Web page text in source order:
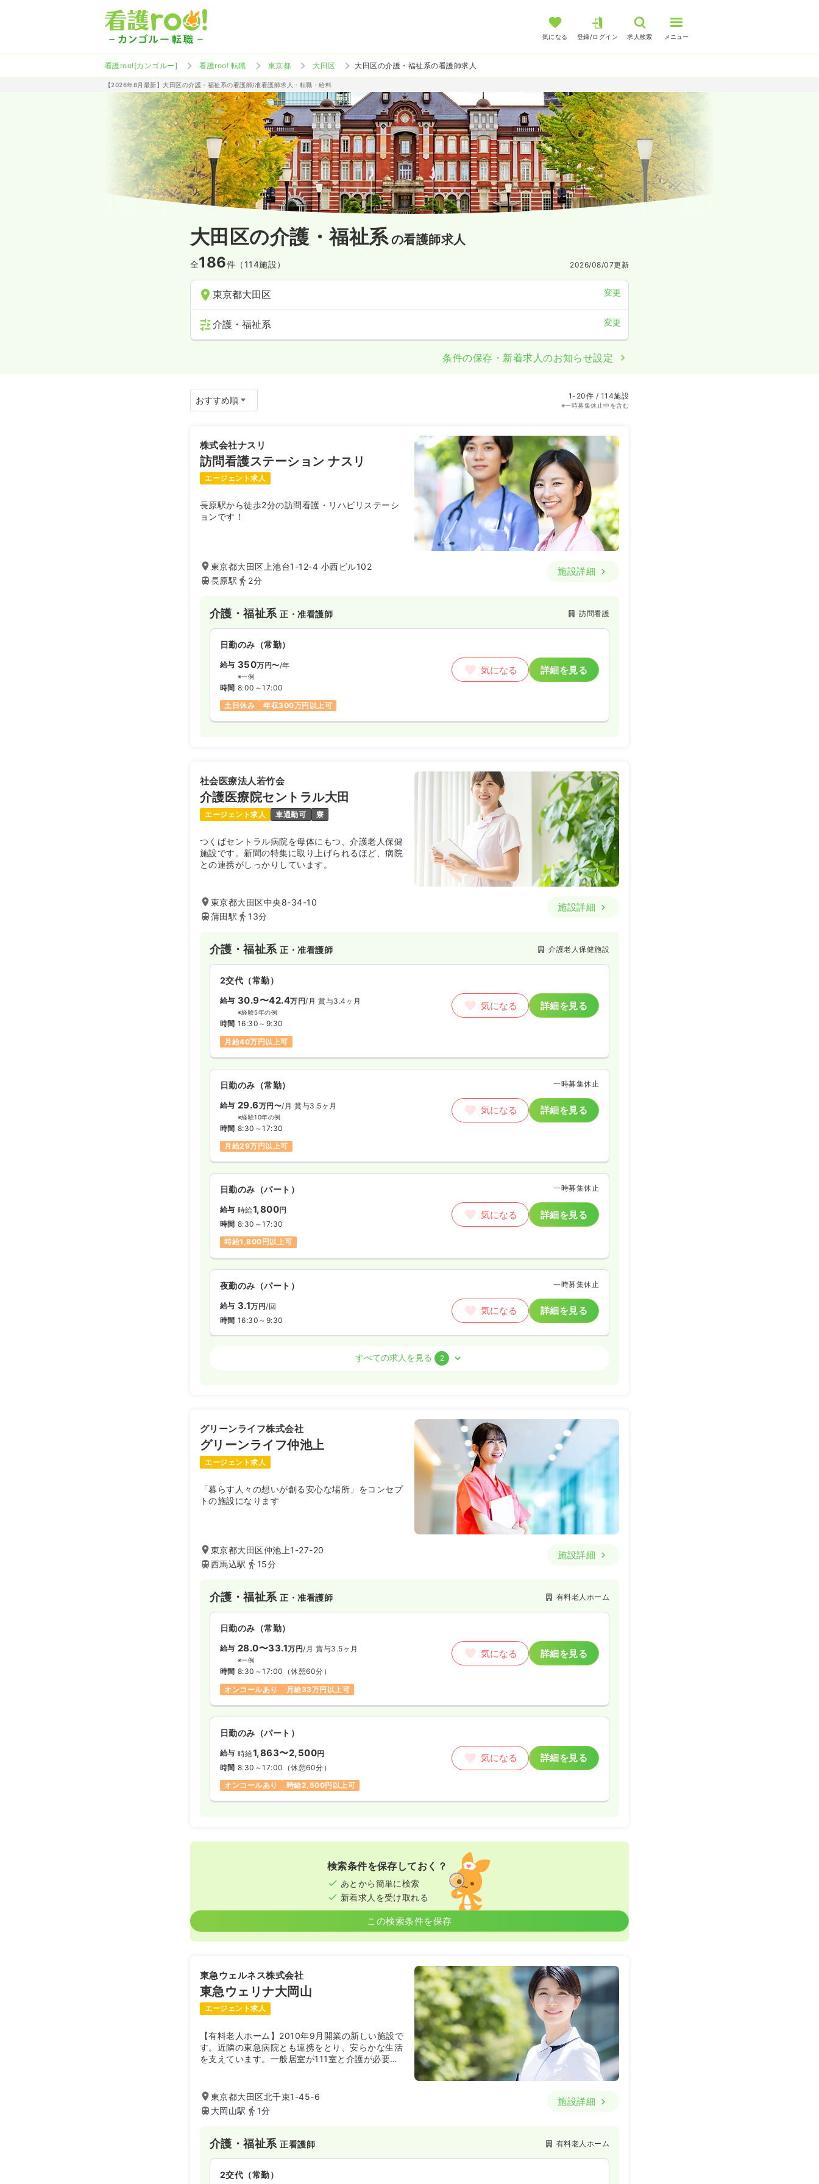
気になる 登録/ログイン 求人検索 メニュー
看護roo![カンゴルー] 看護roo! 転職 東京都 大田区 大田区の介護・福祉系の看護師求人
【2026年8月最新】大田区の介護・福祉系の看護師/准看護師求人・転職・給料
大田区の介護・福祉系の看護師求人
全186件（114施設） 2026/08/07更新
東京都大田区 変更
介護・福祉系 変更
条件の保存・新着求人のお知らせ設定
1-20件 / 114施設
※一時募集休止中を含む
株式会社ナスリ
訪問看護ステーション ナスリ
エージェント求人
長原駅から徒歩2分の訪問看護・リハビリステーシ
ョンです！
東京都大田区上池台1-12-4 小西ビル102
長原駅
2分
施設詳細
介護・福祉系正・准看護師 訪問看護
日勤のみ（常勤）
給与 350万円〜/年
※一例
時間 8:00～17:00
土日休み
年収300万円以上可
気になる 詳細を見る
社会医療法人若竹会
介護医療院セントラル大田
エージェント求人 車通勤可 寮
つくばセントラル病院を母体にもつ、介護老人保健
施設です。新聞の特集に取り上げられるほど、病院
との連携がしっかりしています。
東京都大田区中央8-34-10
蒲田駅
13分
施設詳細
介護・福祉系正・准看護師 介護老人保健施設
2交代（常勤）
給与 30.9〜42.4万円/月 賞与3.4ヶ月
※経験5年の例
時間 16:30～9:30
月給40万円以上可
気になる 詳細を見る
日勤のみ（常勤） 一時募集休止
給与 29.6万円〜/月 賞与3.5ヶ月
※経験10年の例
時間 8:30～17:30
月給29万円以上可
気になる 詳細を見る
日勤のみ（パート） 一時募集休止
給与 時給1,800円
時間 8:30～17:30
時給1,800円以上可
気になる 詳細を見る
夜勤のみ（パート） 一時募集休止
給与 3.1万円/回
時間 16:30～9:30
気になる 詳細を見る
時間 8:30～17:30（休憩60分）
月給40万円以上可
2交代（常勤） 一時募集休止
40.0
月給40万円以上可
気になる 詳細を見る
すべての求人を見る 2
グリーンライフ株式会社
グリーンライフ仲池上
エージェント求人
「暮らす人々の想いが創る安心な場所」をコンセプ
トの施設になります
東京都大田区仲池上1-27-20
西馬込駅
15分
施設詳細
介護・福祉系正・准看護師 有料老人ホーム
日勤のみ（常勤）
給与 28.0〜33.1万円/月 賞与3.5ヶ月
※一例
時間 8:30～17:00 （休憩60分）
オンコールあり
月給33万円以上可
気になる 詳細を見る
日勤のみ（パート）
給与 時給1,863〜2,500円
時間 8:30～17:00 （休憩60分）
オンコールあり
時給2,500円以上可
気になる 詳細を見る
検索条件を保存しておく？
あとから簡単に検索
新着求人を受け取れる
この検索条件を保存
東急ウェルネス株式会社
東急ウェリナ大岡山
エージェント求人
【有料老人ホーム】2010年9月開業の新しい施設で
す。近隣の東急病院とも連携をとり、安らかな生活
を支えています。一般居室が111室と介護が必要な
東京都大田区北千束1-45-6
大岡山駅
1分
施設詳細
介護・福祉系正看護師 有料老人ホーム
2交代（常勤）